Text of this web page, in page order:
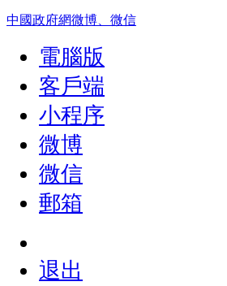
中國政府網微博、微信
電腦版
客戶端
小程序
微博
微信
郵箱
退出